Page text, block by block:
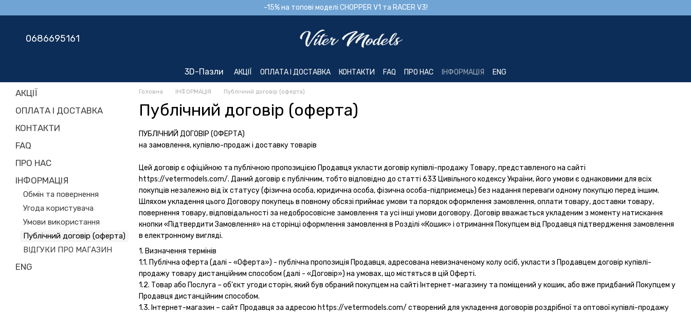
-15% на топові моделі CHOPPER V1 та RACER V3!
0686695161
3D-Пазли АКЦІЇ ОПЛАТА І ДОСТАВКА КОНТАКТИ FAQ ПРО НАС ІНФОРМАЦІЯ ENG
Головна ІНФОРМАЦІЯ Публічний договір (оферта)
Публічний договір (оферта)
ПУБЛІЧНИЙ ДОГОВІР (ОФЕРТА)
на замовлення, купівлю-продаж і доставку товарів
Цей договір є офіційною та публічною пропозицією Продавця укласти договір купівлі-продажу Товару, представленого на сайті
https://vetermodels.com/. Даний договір є публічним, тобто відповідно до статті 633 Цивільного кодексу України, його умови є однаковими для всіх
покупців незалежно від їх статусу (фізична особа, юридична особа, фізична особа-підприємець) без надання переваги одному покупцю перед іншим.
Шляхом укладення цього Договору покупець в повному обсязі приймає умови та порядок оформлення замовлення, оплати товару, доставки товару,
повернення товару, відповідальності за недобросовісне замовлення та усі інші умови договору. Договір вважається укладеним з моменту натискання
кнопки «Підтвердити Замовлення» на сторінці оформлення замовлення в Розділі «Кошик» і отримання Покупцем від Продавця підтвердження замовлення
в електронному вигляді.
1. Визначення термінів
1.1. Публічна оферта (далі - «Оферта») - публічна пропозиція Продавця, адресована невизначеному колу осіб, укласти з Продавцем договір купівлі-
продажу товару дистанційним способом (далі - «Договір») на умовах, що містяться в цій Оферті.
1.2. Товар або Послуга – об'єкт угоди сторін, який був обраний покупцем на сайті Інтернет-магазину та поміщений у кошик, або вже придбаний Покупцем у
Продавця дистанційним способом.
1.3. Інтернет-магазин – сайт Продавця за адресою https://vetermodels.com/ створений для укладення договорів роздрібної та оптової купівлі-продажу
АКЦІЇ
ОПЛАТА І ДОСТАВКА
КОНТАКТИ
FAQ
ПРО НАС
ІНФОРМАЦІЯ
Обмін та повернення
Угода користувача
Умови використання
Публічний договір (оферта)
ВІДГУКИ ПРО МАГАЗИН
ENG